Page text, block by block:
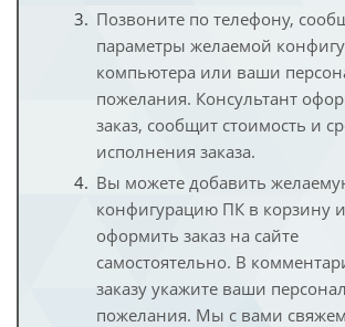
Позвоните по телефону,
параметры желаемой
компьютера или ваши
пожелания. Консультант
заказ, сообщит стоимость и
исполнения заказа.
Вы можете добавить
конфигурацию ПК в корзину и
оформить заказ на сайте
самостоятельно. В
заказу укажите ваши
пожелания. Мы с вами